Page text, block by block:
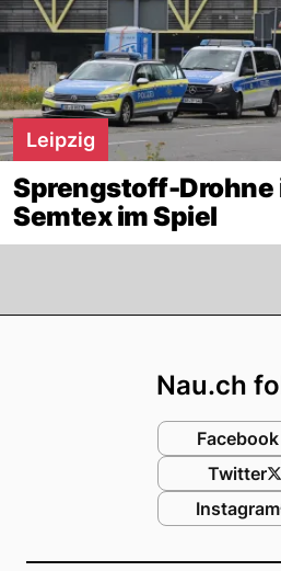
Leipzig
Sprengstoff-Drohne
Semtex im Spiel
Nau.ch
Facebook
Twitter
Instagram